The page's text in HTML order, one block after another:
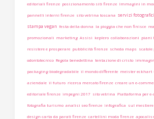
editoriali firenze posizionamento siti firenze Immagini in
pannelli interni firenze sito vetrina toscana servizi
stampa vegan festa della donna la pioggia che non finisce
promozionali marketing Assisi keplero collaborazioni piani
resistere e prosperare pubblicità firenze scheda maps
odontotecnico Regola benedettina tentazione di cristo
packaging biodegradabile il mondo differente meister eckhart
aziendale il futuro ricerca mercato firenze creare un e-
editoriale firenze impegni 2017 sito vetrina Piattaforma per
fotografia turismo analisi seo firenze infografica sul
design carta da parati firenze cartellini moda firenze